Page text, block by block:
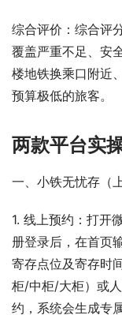
综合评价：综合评
覆盖严重不足、安
楼地铁换乘口附近
预算极低的旅客。
两款平台实
一、小铁无忧存（
1. 线上预约：打开
册登录后，在首页
寄存点位及寄存时
柜/中柜/大柜）或
约，系统会生成专